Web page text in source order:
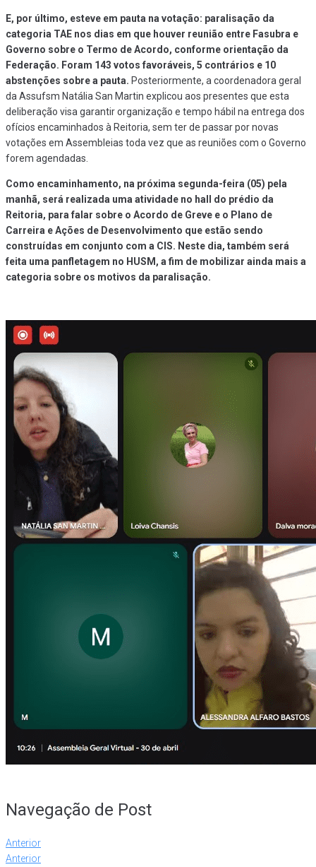
E, por último, esteve em pauta na votação: paralisação da
categoria TAE nos dias em que houver reunião entre Fasubra e
Governo sobre o Termo de Acordo, conforme orientação da
Federação. Foram 143 votos favoráveis, 5 contrários e 10
abstenções sobre a pauta. Posteriormente, a coordenadora geral
da Assufsm Natália San Martin explicou aos presentes que esta
deliberação visa garantir organização e tempo hábil na entrega dos
ofícios encaminhados à Reitoria, sem ter de passar por novas
votações em Assembleias toda vez que as reuniões com o Governo
forem agendadas.
Como encaminhamento, na próxima segunda-feira (05) pela
manhã, será realizada uma atividade no hall do prédio da
Reitoria, para falar sobre o Acordo de Greve e o Plano de
Carreira e Ações de Desenvolvimento que estão sendo
construídas em conjunto com a CIS. Neste dia, também será
feita uma panfletagem no HUSM, a fim de mobilizar ainda mais a
categoria sobre os motivos da paralisação.
Navegação de Post
Anterior
Anterior